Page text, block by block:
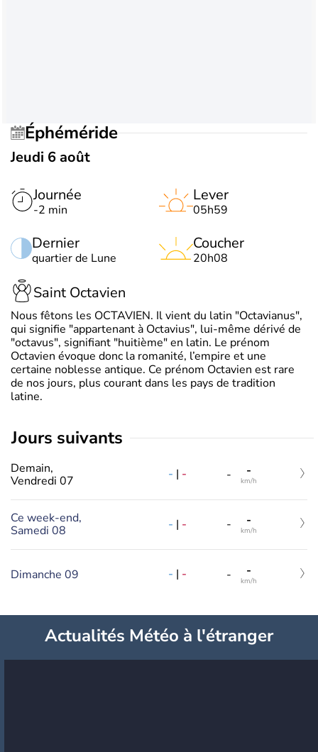
Éphéméride
Jeudi 6 août
Journée
-2 min
Dernier
quartier de Lune
Lever
05h59
Coucher
20h08
Saint Octavien
Nous fêtons les OCTAVIEN. Il vient du latin "Octavianus",
qui signifie "appartenant à Octavius", lui-même dérivé de
"octavus", signifiant "huitième" en latin. Le prénom
Octavien évoque donc la romanité, l’empire et une
certaine noblesse antique. Ce prénom Octavien est rare
de nos jours, plus courant dans les pays de tradition
latine.
jours suivants
Demain,
Vendredi 07
- | - - -
km/h
Ce week-end,
Samedi 08
- | - - -
km/h
Dimanche 09 - | - - -
km/h
Actualités Météo à l'étranger